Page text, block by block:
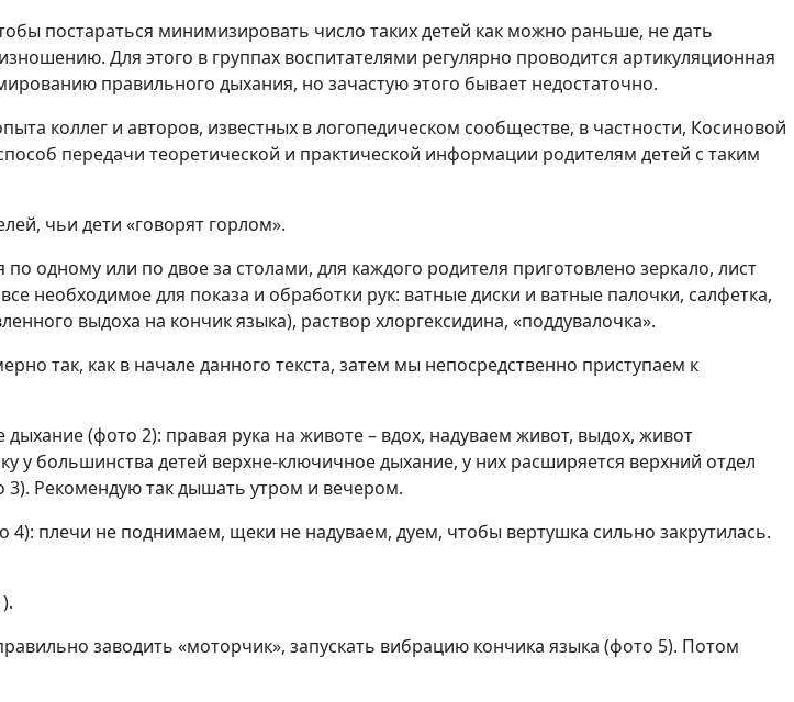
постараться минимизировать число таких детей как можно раньше, не дать
Для этого в группах воспитателями регулярно проводится артикуляционная
правильного дыхания, но зачастую этого бывает недостаточно.
коллег и авторов, известных в логопедическом сообществе, в частности, Косиновой
передачи теоретической и практической информации родителям детей с таким
чьи дети «говорят горлом».
одному или по двое за столами, для каждого родителя приготовлено зеркало, лист
необходимое для показа и обработки рук: ватные диски и ватные палочки, салфетка,
выдоха на кончик языка), раствор хлоргексидина, «поддувалочка».
так, как в начале данного текста, затем мы непосредственно приступаем к
(фото 2): правая рука на животе – вдох, надуваем живот, выдох, живот
у большинства детей верхне-ключичное дыхание, у них расширяется верхний отдел
3). Рекомендую так дышать утром и вечером.
плечи не поднимаем, щеки не надуваем, дуем, чтобы вертушка сильно закрутилась.
заводить «моторчик», запускать вибрацию кончика языка (фото 5). Потом